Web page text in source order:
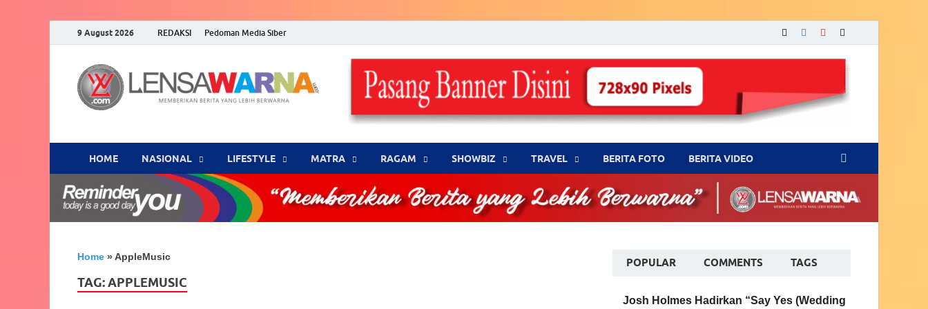
9 August 2026 REDAKSI Pedoman Media Siber
LENSA WARNA .com
Memberikan Berita yang Lebih Berwarna
HOME NASIONAL ‎LIFESTYLE MATRA ‎RAGAM ‎SHOWBIZ ‎TRAVEL BERITA FOTO BERITA VIDEO
Home » AppleMusic
TAG:APPLEMUSIC
POPULAR COMMENTS TAGS
Josh Holmes Hadirkan “Say Yes (Wedding